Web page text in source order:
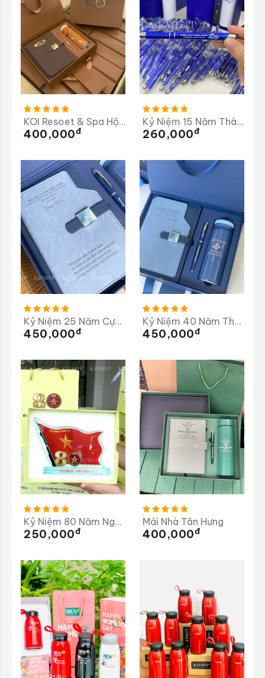
KOI Resoet & Spa Hội An Lần 2
400,000Đ
Kỷ Niệm 15 Năm Thành Lập Trường Tiểu Học Ngọc Linh
260,000Đ
Kỷ Niệm 25 Năm Cựu Học Sinh Trường THPT Thống Nhất A
450,000Đ
Kỷ Niệm 40 Năm Thành Lập Trường PTTH Lộc Thanh 1985-2025
450,000Đ
Kỷ Niệm 80 Năm Ngày Truyền Thống Lữ Đoàn 98
250,000Đ
Mái Nhà Tân Hưng
400,000Đ